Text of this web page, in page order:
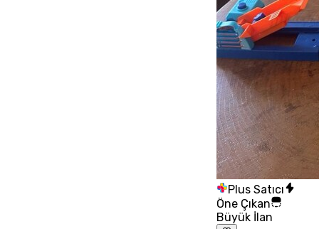
Plus Satıcı
Öne Çıkan
Büyük İlan